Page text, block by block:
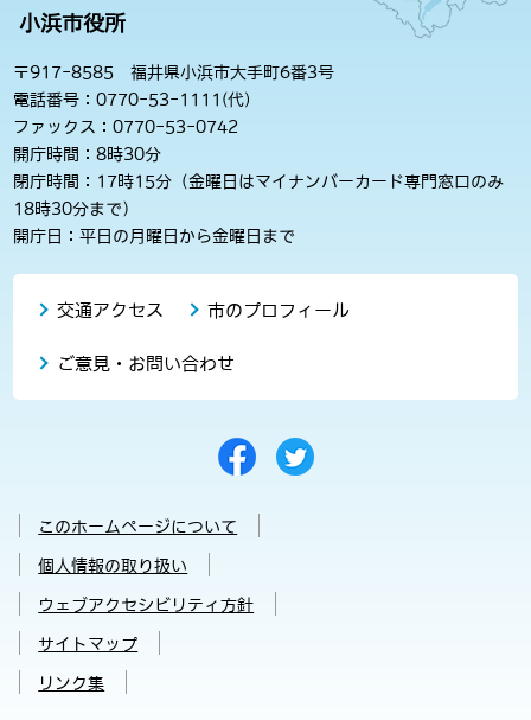
小浜市役所
〒917-8585 福井県小浜市大手町6番3号
電話番号：0770-53-1111(代)
ファックス：0770-53-0742
開庁時間：8時30分
閉庁時間：17時15分（金曜日はマイナンバーカード専門窓口のみ
18時30分まで）
開庁日：平日の月曜日から金曜日まで
交通アクセス 市のプロフィール
ご意見・お問い合わせ
このホームページについて
個人情報の取り扱い
ウェブアクセシビリティ方針
サイトマップ
リンク集